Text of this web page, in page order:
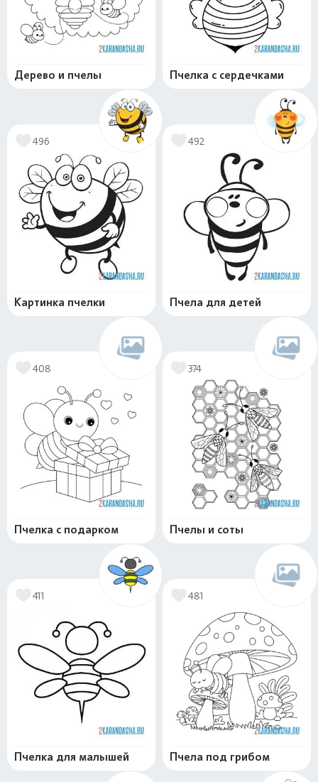
Дерево и пчелы Пчелка с сердечками
496
Картинка пчелки
492
Пчела для детей
408
Пчелка с подарком
374
Пчелы и соты
411
Пчелка для малышей
481
Пчела под грибом